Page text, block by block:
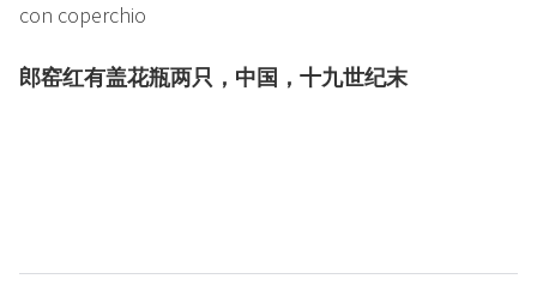
con coperchio
郎窑红有盖花瓶两只，中国，十九世纪末